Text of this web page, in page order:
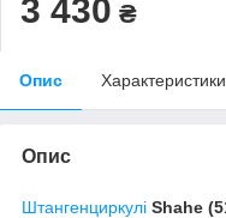
3 430 ₴
Опис Характеристики
Опис
Штангенциркулі Shahe